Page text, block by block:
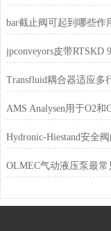
bar截止阀可起到哪些作
jpconveyors皮带RTSKD
Transfluid耦合器适应多
Hydronic-Hiestand安全
OLMEC气动液压泵最常